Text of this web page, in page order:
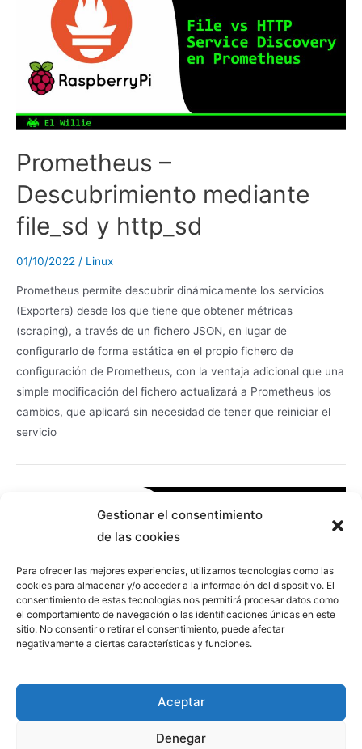
Gestionar el consentimiento
de las cookies
Para ofrecer las mejores experiencias, utilizamos tecnologías como las
cookies para almacenar y/o acceder a la información del dispositivo. El
consentimiento de estas tecnologías nos permitirá procesar datos como
el comportamiento de navegación o las identificaciones únicas en este
sitio. No consentir o retirar el consentimiento, puede afectar
negativamente a ciertas características y funciones.
Aceptar
Denegar
Prometheus –
Descubrimiento mediante
file_sd y http_sd
01/10/2022 / Linux
Prometheus permite descubrir dinámicamente los servicios
(Exporters) desde los que tiene que obtener métricas
(scraping), a través de un fichero JSON, en lugar de
configurarlo de forma estática en el propio fichero de
configuración de Prometheus, con la ventaja adicional que una
simple modificación del fichero actualizará a Prometheus los
cambios, que aplicará sin necesidad de tener que reiniciar el
servicio
Prometheus – Gestión de
alertas con AlertManager